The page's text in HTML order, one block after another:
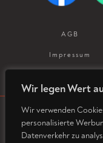
Wir legen Wert
Wir verwenden
personalisierte
Datenverkehr zu
AGB
Impressum
© Copyright